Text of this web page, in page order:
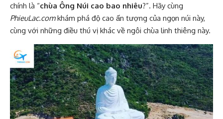
chính là “chùa Ông Núi cao bao nhiêu?”. Hãy cùng
PhieuLac.comkhám phá độ cao ấn tượng của ngọn núi này,
cùng với những điều thú vị khác về ngôi chùa linh thiêng này.